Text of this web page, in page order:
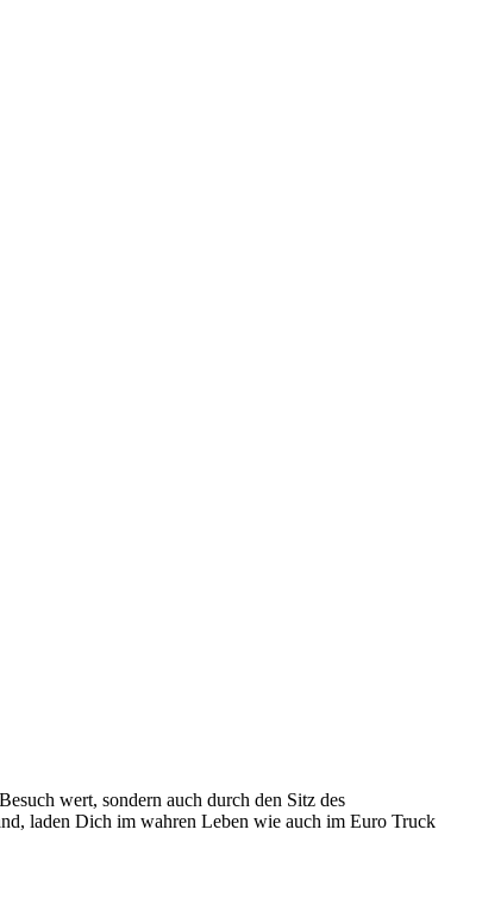
wert, sondern auch durch den Sitz des
laden Dich im wahren Leben wie auch im Euro Truck